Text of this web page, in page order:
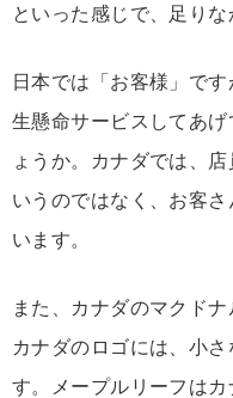
といった感じで、足りな
日本では「お客様」で
生懸命サービスしてあ
ょうか。カナダでは、
いうのではなく、お客
います。
また、カナダのマクド
カナダのロゴには、小
す。メープルリーフはカ